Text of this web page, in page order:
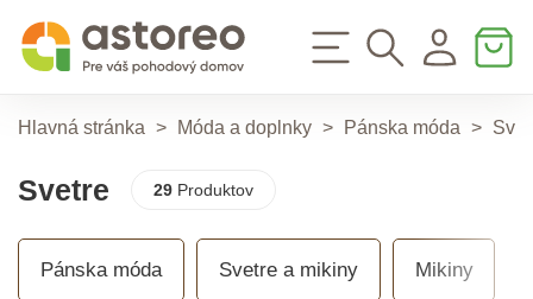
Hlavná stránka > Móda a doplnky > Pánska móda >
Svetre 29Produktov
Pánska móda Svetre a mikiny Mikiny